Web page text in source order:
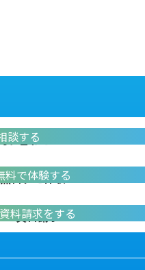
い合わせ
談する
無料デモ体験
料で体験する
資料請求
料請求をする